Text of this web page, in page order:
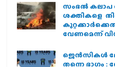
സംഭൽ കലാപ
ശക്തികളെ
വേണമെന്ന്
ജെന്‍സികള്‍
തന്നെ ഭാഗം